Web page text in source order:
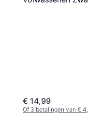
€ 14,99
Of 3 betalingen van € 4,99/